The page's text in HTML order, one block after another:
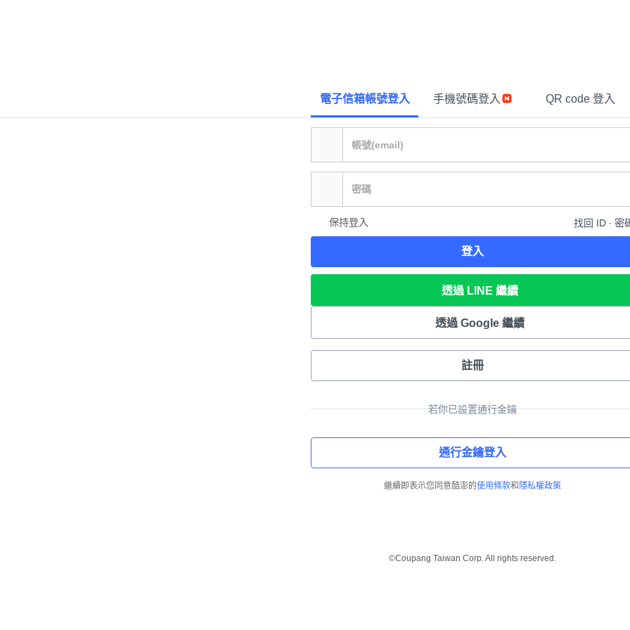
電子信箱帳號登入 手機號碼登入 QR code 登入
保持登入 找回 ID ∙ 密
登入
透過 LINE 繼續
透過 Google 繼續
註冊
若你已設置通行金鑰
通行金鑰登入
繼續即表示您同意酷澎的使用條款和 隱私權政策
©Coupang Taiwan Corp. All rights reserved.